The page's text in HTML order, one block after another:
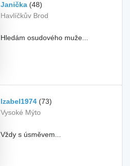
Janička (48)
Havlíčkův Brod
Hledám osudového muže...
Izabel1974 (73)
Vysoké Mýto
Vždy s úsměvem...